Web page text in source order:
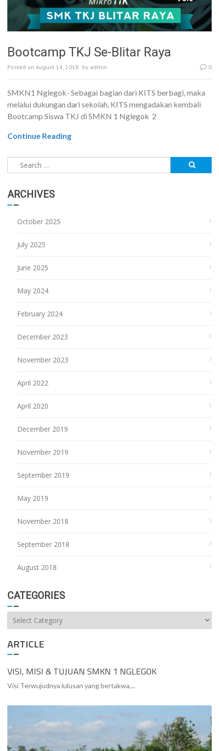
Bootcamp TKJ Se-Blitar Raya
Posted on August 14, 2018 by admin 0
SMKN1 Nglegok- Sebagai bagian dari KITS berbagi, maka
melalui dukungan dari sekolah, KITS mengadakan kembali
Bootcamp Siswa TKJ di SMKN 1 Nglegok 2
Continue Reading
Search
for:
ARCHIVES
October 2025
July 2025
June 2025
May 2024
February 2024
December 2023
November 2023
April 2022
April 2020
December 2019
November 2019
September 2019
May 2019
November 2018
September 2018
August 2018
CATEGORIES
Categories
ARTICLE
VISI, MISI & TUJUAN SMKN 1 NGLEGOK
Visi Terwujudnya lulusan yang bertakwa,...